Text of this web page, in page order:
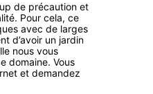
de précaution et
Pour cela, ce
avec de larges
d’avoir un jardin
nous vous
domaine. Vous
et demandez